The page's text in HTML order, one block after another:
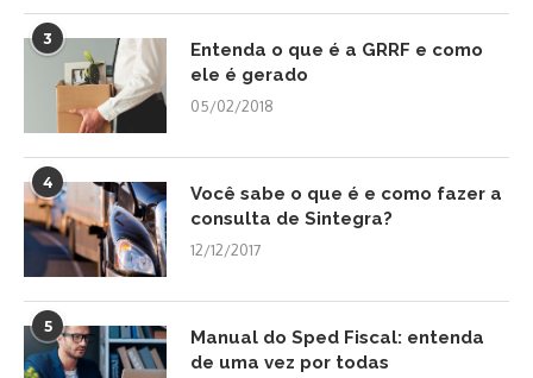
3
Entenda o que é a GRRF e como
ele é gerado
05/02/2018
4
Você sabe o que é e como fazer a
consulta de Sintegra?
12/12/2017
5
Manual do Sped Fiscal: entenda
de uma vez por todas